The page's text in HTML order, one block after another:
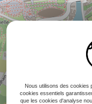
Nous utilisons des cookies
cookies essentiels
que les cookies d'analyse